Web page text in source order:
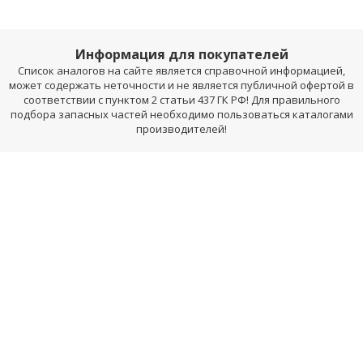
Информация для покупателей
Список аналогов на сайте является справочной информацией,
может содержать неточности и не является публичной офертой в
соответствии с пунктом 2 статьи 437 ГК РФ! Для правильного
подбора запасных частей необходимо пользоваться каталогами
производителей!